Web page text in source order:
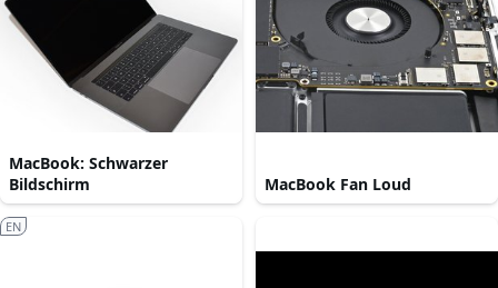
MacBook: Schwarzer
Bildschirm
MacBook Fan Loud
EN